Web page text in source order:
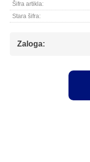
Šifra artikla:
Stara šifra:
Zaloga: